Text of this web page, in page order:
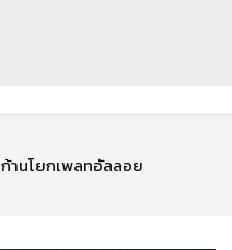
ก้านโยกเพลทอัลลอย